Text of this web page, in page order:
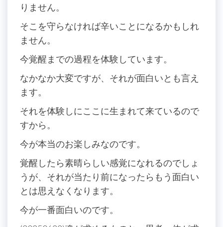
りません。
そこを守らなければ辛いことになるかもしれ
ません。
今覚醒までの過程を体験しています。
なかなか大変ですが、それが面白いとも言え
ます。
それを体験しにここに生まれて来ているので
すから。
今が本当のお楽しみなのです。
覚醒したら素晴らしい感覚になれるのでしょ
うが、それが当たり前になったらもう面白い
とは思えなくなります。
今が一番面白いのです。